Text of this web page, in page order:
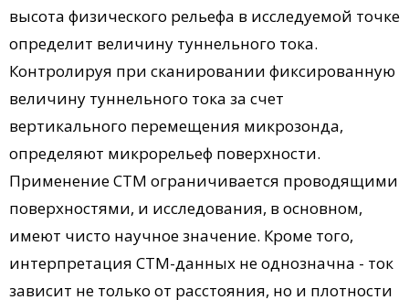
высота физического рельефа в исследуемой точке
определит величину туннельного тока.
Контролируя при сканировании фиксированную
величину туннельного тока за счет
вертикального перемещения микрозонда,
определяют микрорельеф поверхности.
Применение СТМ ограничивается проводящими
поверхностями, и исследования, в основном,
имеют чисто научное значение. Кроме того,
интерпретация СТМ-данных не однозначна - ток
зависит не только от расстояния, но и плотности